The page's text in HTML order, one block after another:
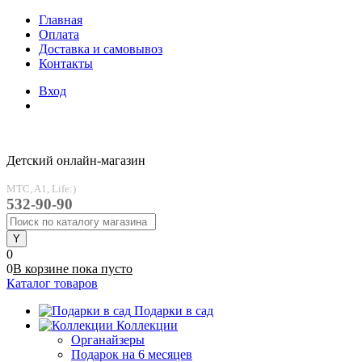
Главная
Оплата
Доставка и самовывоз
Контакты
Вход
Детский онлайн-магазин
MTC, A1, Life:)
532-90-90
0
0В корзине пока пусто
Каталог товаров
Подарки в сад
Коллекции
Органайзеры
Подарок на 6 месяцев